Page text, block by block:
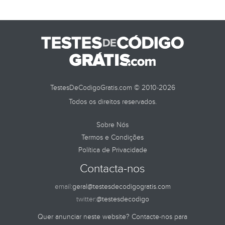
TestesDeCodigoGratis.com © 2010-2026
Todos os direitos reservados.
Sobre Nós
Termos e Condições
Política de Privacidade
Contacta-nos
email:geral@testesdecodigogratis.com
twitter:@testesdecodigo
Quer anunciar neste website? Contacte-nos para